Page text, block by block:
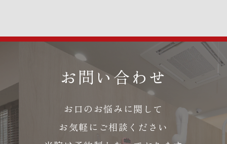
お問い合わせ
お口のお悩みに関して
お気軽にご相談ください